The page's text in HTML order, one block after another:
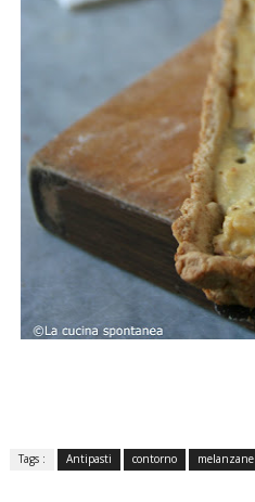
Tags : Antipasti contorno melanzane